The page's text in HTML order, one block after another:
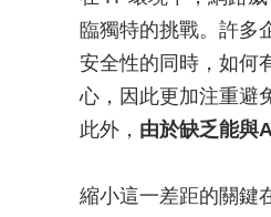
臨獨特的挑戰。許多
安全性的同時，如何
心，因此更加注重避
此外， 由於缺乏能與
縮小這一差距的關鍵